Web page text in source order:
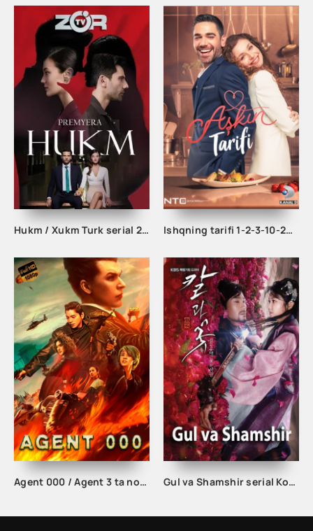
Hukm / Xukm Turk serial 203. 204. 205. 206. 207. 208. 209. 210. 211. 212. 213. 214. 215 Qism Uzbek tilida Hukim Xukim Barcha qismlari Ishqning tarifi 1-2-3-10-20-30-40-50-60-70-100 qism turk serial Uzbek tilida Barcha qismlar
Agent 000 / Agent 3 ta nol / Agent uch nol Xitoy filmi Uzbek tilida 2019 tarjima kino Full HD Gul va Shamshir serial Korea Barcha qismlar Uzbek tilida / Гул ва Шамшир сериал Кореа Барча қисмлар Узбек тилида